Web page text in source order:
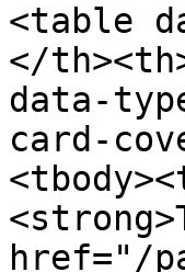
<table
</
data-
card-
href="/